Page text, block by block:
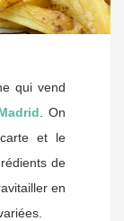
qui vend
. On
et le
de
en